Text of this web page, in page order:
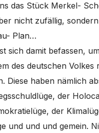
das Stück Merkel-
nicht zufällig,
Plan…
sich damit befassen,
des deutschen
Diese haben nämlich
der
der
und und und gemein.